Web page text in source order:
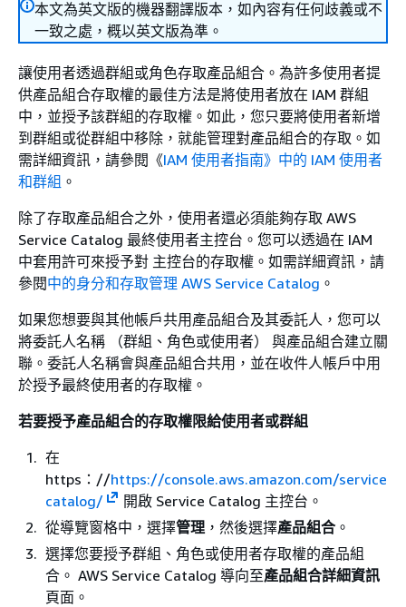
本文為英文版的機器翻譯版本，如內容有任何歧義或不
一致之處，概以英文版為準。
讓使用者透過群組或角色存取產品組合。為許多使用者提
供產品組合存取權的最佳方法是將使用者放在 IAM 群組
中，並授予該群組的存取權。如此，您只要將使用者新增
到群組或從群組中移除，就能管理對產品組合的存取。如
需詳細資訊，請參閱《IAM 使用者指南》中的 IAM 使用者
和群組 。
除了存取產品組合之外，使用者還必須能夠存取 AWS
Service Catalog 最終使用者主控台。您可以透過在 IAM
中套用許可來授予對 主控台的存取權。如需詳細資訊，請
參閱中的身分和存取管理 AWS Service Catalog 。
如果您想要與其他帳戶共用產品組合及其委託人，您可以
將委託人名稱 （群組、角色或使用者） 與產品組合建立關
聯。委託人名稱會與產品組合共用，並在收件人帳戶中用
於授予最終使用者的存取權。
若要授予產品組合的存取權限給使用者或群組
在
https：//https://console.aws.amazon.com/service
catalog/
開啟 Service Catalog 主控台。
從導覽窗格中，選擇管理 ，然後選擇產品組合 。
選擇您要授予群組、角色或使用者存取權的產品組
合。 AWS Service Catalog 導向至產品組合詳細資訊
頁面。